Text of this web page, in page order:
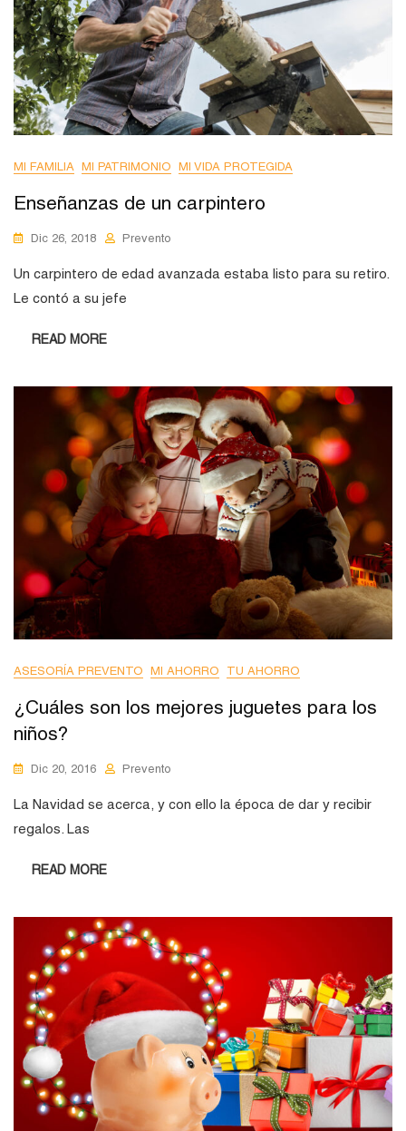
MI FAMILIA MI PATRIMONIO MI VIDA PROTEGIDA
Enseñanzas de un carpintero
Dic 26, 2018 Prevento
Un carpintero de edad avanzada estaba listo para su retiro.
Le contó a su jefe
READ MORE
ASESORÍA PREVENTO MI AHORRO TU AHORRO
¿Cuáles son los mejores juguetes para los
niños?
Dic 20, 2016 Prevento
La Navidad se acerca, y con ello la época de dar y recibir
regalos. Las
READ MORE